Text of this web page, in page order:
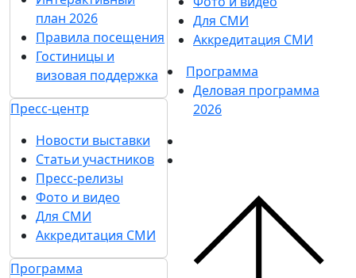
план 2026
Правила посещения
Гостиницы и
визовая поддержка
Пресс-центр
Новости выставки
Статьи участников
Пресс-релизы
Фото и видео
Для СМИ
Аккредитация СМИ
Программа
Для СМИ
Аккредитация СМИ
Программа
Деловая программа
2026